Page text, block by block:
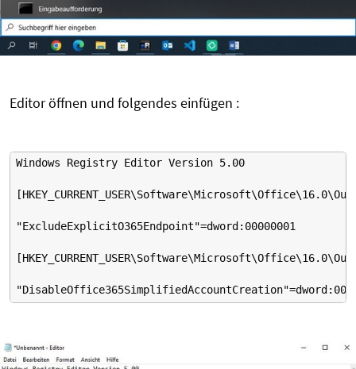
Editor öffnen und folgendes einfügen :
Windows Registry Editor Version 5.00
"ExcludeExplicitO365Endpoint"=dword:00000001